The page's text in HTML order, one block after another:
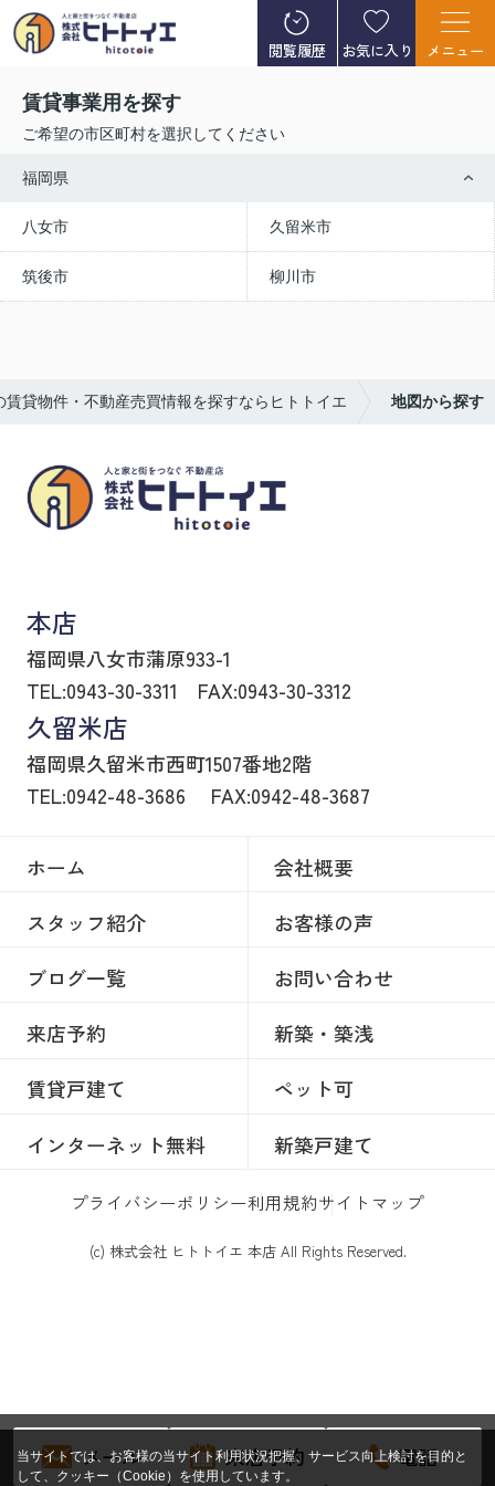
閲覧履歴 お気に入り メニュー
賃貸事業用を探す
ご希望の市区町村を選択してください
福岡県
八女市 久留米市
筑後市 柳川市
賃貸物件・不動産売買情報を探すならヒトトイエ 地図から探す
本店
福岡県八女市蒲原933-1
TEL:0943-30-3311
FAX:0943-30-3312
久留米店
福岡県久留米市西町1507番地2階
TEL:0942-48-3686
FAX:0942-48-3687
ホーム
会社概要
スタッフ紹介
お客様の声
ブログ一覧
お問い合わせ
来店予約
新築・築浅
賃貸戸建て
ペット可
インターネット無料
新築戸建て
プライバシーポリシー利用規約サイトマップ
(c) 株式会社 ヒトトイエ 本店 All Rights Reserved.
メール 来店予約 電話
当サイトでは、お客様の当サイト利用状況把握、サービス向上検討を目的と
して、クッキー（Cookie）を使用しています。